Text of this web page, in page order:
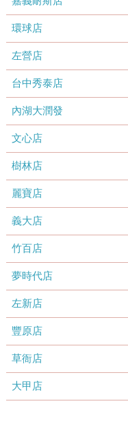
環球店
左營店
台中秀泰店
內湖大潤發
文心店
樹林店
麗寶店
義大店
竹百店
夢時代店
左新店
豐原店
草衙店
大甲店